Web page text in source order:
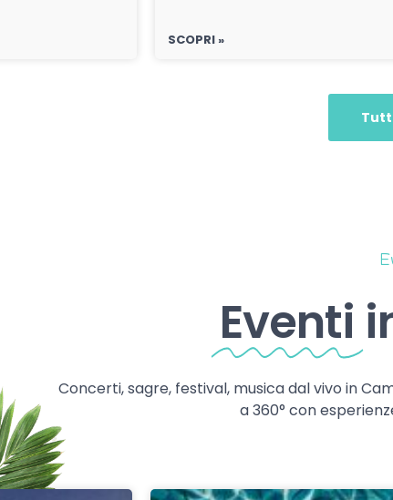
SCOPRI »
Eventi
Concerti, sagre, festival, musica dal vivo in
a 360° con